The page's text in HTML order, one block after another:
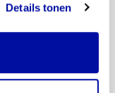
Details tonen